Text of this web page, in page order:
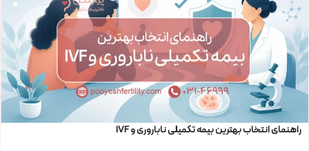
راهنمای انتخاب بهترین بیمه تکمیلی ناباروری و IVF